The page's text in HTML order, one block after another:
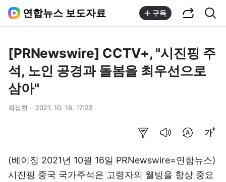
연합뉴스 보도자료 구독
[PRNewswire] CCTV+, "시진핑 주
석, 노인 공경과 돌봄을 최우선으로
삼아"
최정환 2021. 10. 16. 17:22
(베이징 2021년 10월 16일 PRNewswire=연합뉴스)
시진핑 중국 국가주석은 고령자의 웰빙을 항상 중요